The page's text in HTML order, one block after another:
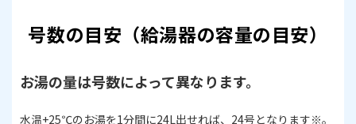
号数の目安（給湯器の容量の目安）
お湯の量は号数によって異なります。
水温+25℃のお湯を1分間に24L出せれば、24号となります※。